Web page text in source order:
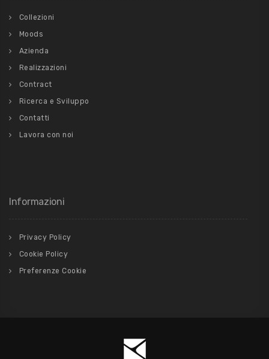
Collezioni
Moods
Azienda
Realizzazioni
Contract
Ricerca e Sviluppo
Contatti
Lavora con noi
Informazioni
Privacy Policy
Cookie Policy
Preferenze Cookie